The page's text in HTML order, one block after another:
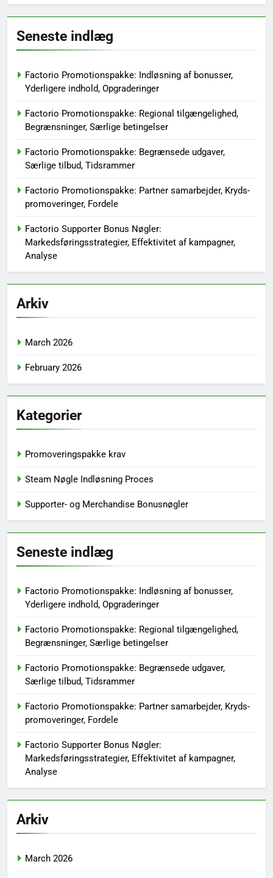
Seneste indlæg
Factorio Promotionspakke: Indløsning af bonusser,
Yderligere indhold, Opgraderinger
Factorio Promotionspakke: Regional tilgængelighed,
Begrænsninger, Særlige betingelser
Factorio Promotionspakke: Begrænsede udgaver,
Særlige tilbud, Tidsrammer
Factorio Promotionspakke: Partner samarbejder, Kryds-
promoveringer, Fordele
Factorio Supporter Bonus Nøgler:
Markedsføringsstrategier, Effektivitet af kampagner,
Analyse
Arkiv
March 2026
February 2026
Kategorier
Promoveringspakke krav
Steam Nøgle Indløsning Proces
Supporter- og Merchandise Bonusnøgler
Seneste indlæg
Factorio Promotionspakke: Indløsning af bonusser,
Yderligere indhold, Opgraderinger
Factorio Promotionspakke: Regional tilgængelighed,
Begrænsninger, Særlige betingelser
Factorio Promotionspakke: Begrænsede udgaver,
Særlige tilbud, Tidsrammer
Factorio Promotionspakke: Partner samarbejder, Kryds-
promoveringer, Fordele
Factorio Supporter Bonus Nøgler:
Markedsføringsstrategier, Effektivitet af kampagner,
Analyse
Arkiv
March 2026